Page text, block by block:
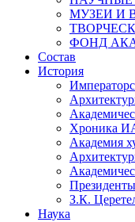
МУЗЕИ И
ФОНД
Состав
История
Хроника
Академия
Президенты
З.К.
Наука